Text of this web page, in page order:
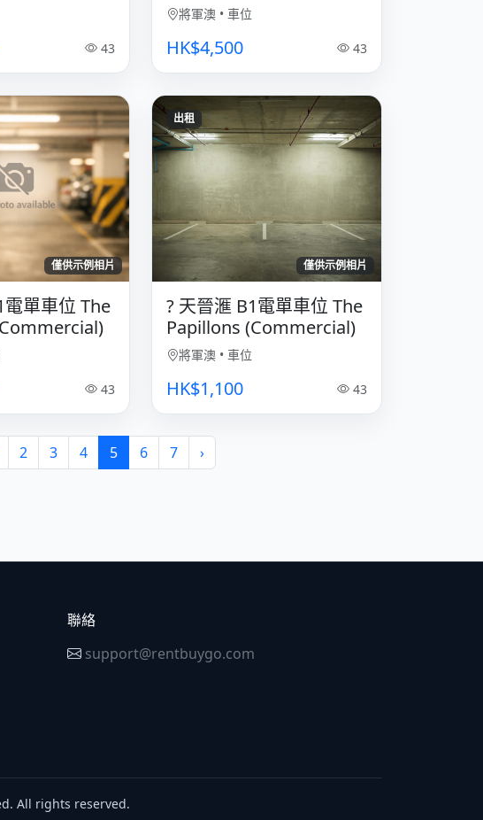
43
將軍澳 • 車位
HK$4,500 43
僅供示例相片
電單車位 The
43
僅供示例相片
出租
?️ 天晉滙 B1電單車位 The
Papillons (Commercial)
將軍澳 • 車位
HK$1,100 43
2 3 4 5 6 7 ›
聯絡
support@rentbuygo.com
All rights reserved.